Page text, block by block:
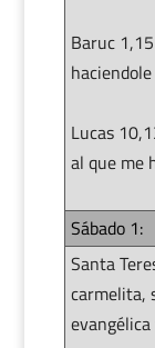
Baruc
Lucas
al que me
Sábado 1:
Santa
carmelita,